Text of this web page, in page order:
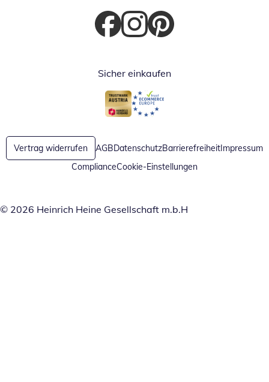
Öffnet in neuem Fenster
Öffnet in neuem Fenster
Öffnet in neuem Fenster
Sicher einkaufen
Öffnet in neuem Fenster
Öffnet in neuem Fenster
Vertrag widerrufen AGBDatenschutzBarrierefreiheitImpressum
ComplianceCookie-Einstellungen
© 2026 Heinrich Heine Gesellschaft m.b.H